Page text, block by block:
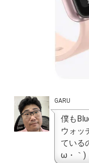
GARU
僕も
ウォッ
ている
ω・｀)